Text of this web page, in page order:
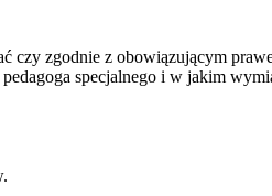
czy zgodnie z obowiązującym
specjalnego i w jakim